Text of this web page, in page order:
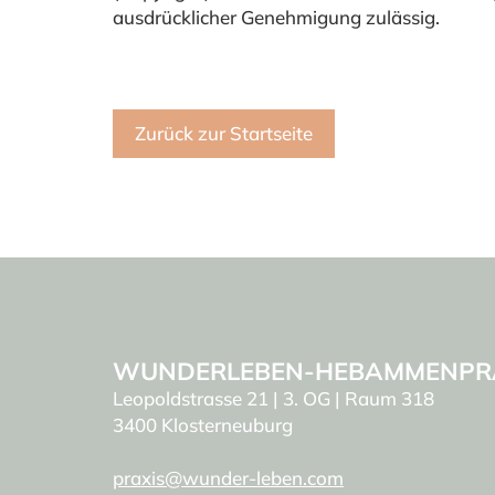
ausdrücklicher Genehmigung zulässig.
Zurück zur Startseite
WUNDERLEBEN-
Leopoldstrasse 21 | 3. OG | Raum 318
3400 Klosterneuburg
praxis@wunder-leben.com